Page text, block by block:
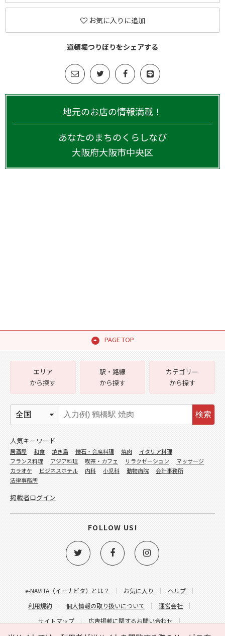
お気に入りに追加
道頓堀つりぼりをシェアする
地元のお店の情報満載！
あなたのまちのくらしなび
大阪府大阪市中央区
PAGE TOP
e-NAVITA（イーナビタ）とは？ お気に入り
ヘルプ
利用規約
個人情報の取り扱いについて
運営会社
サイトマップ
広告掲載に関するお問い合わせ
エリア
から探す
駅・路線
から探す
カテゴリー
から探す
検索
人気キーワード
居酒屋 和食 焼き鳥 懐石・会席料理 焼肉
イタリア料理
フランス料理
アジア料理 喫茶・カフェ リラクゼーション
マッサージ
カラオケ
ビジネスホテル 内科 小児科 動物病院
会計事務所
法律事務所
掲載者ログイン
FOLLOW US!